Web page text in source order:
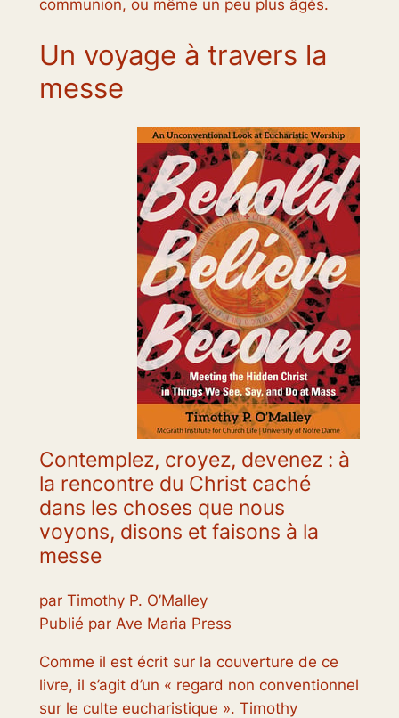
communion, ou même un peu plus âgés.
Un voyage à travers la
messe
Contemplez, croyez, devenez : à
la rencontre du Christ caché
dans les choses que nous
voyons, disons et faisons à la
messe
par Timothy P. O’Malley
Publié par Ave Maria Press
Comme il est écrit sur la couverture de ce
livre, il s’agit d’un « regard non conventionnel
sur le culte eucharistique ». Timothy